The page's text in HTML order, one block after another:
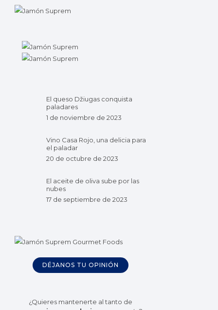
El queso Džiugas conquista
paladares
1 de noviembre de 2023
Vino Casa Rojo, una delicia para
el paladar
20 de octubre de 2023
El aceite de oliva sube por las
nubes
17 de septiembre de 2023
DÉJANOS TU OPINIÓN
¿Quieres mantenerte al tanto de